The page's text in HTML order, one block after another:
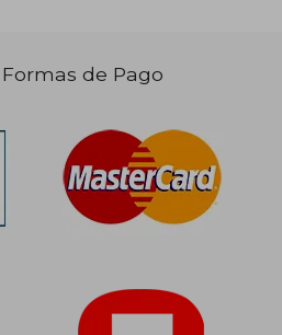
dcto.
de Pago